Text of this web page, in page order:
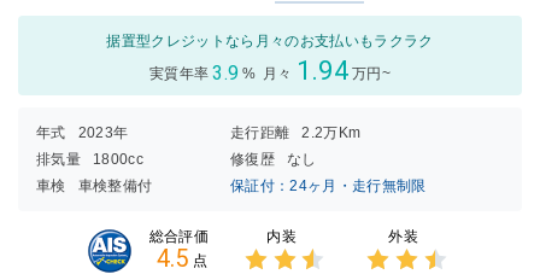
据置型クレジットなら月々のお支払いもラクラク
実質年率 3.9 % 月々 1.94 万円~
年式 2023年 走行距離
2.2万Km
排気量
1800cc 修復歴
なし
車検
車検整備付 保証付：24ヶ月・走行無制限
総合評価
4.5 点
内装 外装